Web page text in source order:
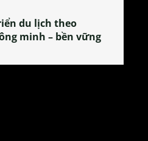
Nhi – nơi lan